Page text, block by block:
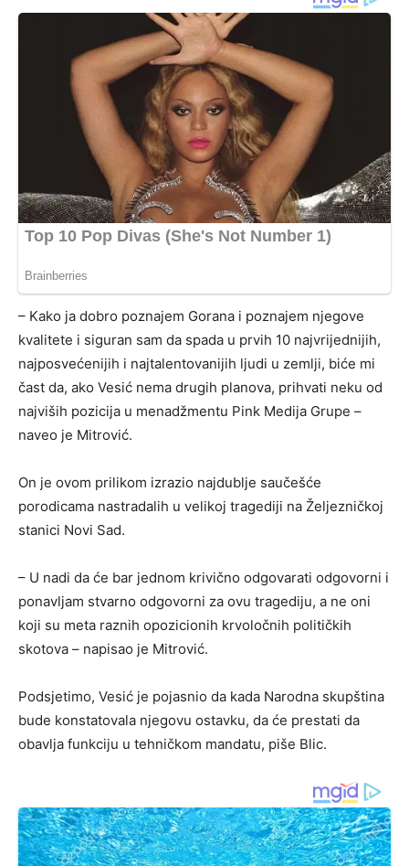
– Kako ja dobro poznajem Gorana i poznajem njegove
kvalitete i siguran sam da spada u prvih 10 najvrijednijih,
najposvećenijih i najtalentovanijih ljudi u zemlji, biće mi
čast da, ako Vesić nema drugih planova, prihvati neku od
najviših pozicija u menadžmentu Pink Medija Grupe –
naveo je Mitrović.
On je ovom prilikom izrazio najdublje saučešće
porodicama nastradalih u velikoj tragediji na Željezničkoj
stanici Novi Sad.
– U nadi da će bar jednom krivično odgovarati odgovorni i
ponavljam stvarno odgovorni za ovu tragediju, a ne oni
koji su meta raznih opozicionih krvoločnih političkih
skotova – napisao je Mitrović.
Podsjetimo, Vesić je pojasnio da kada Narodna skupština
bude konstatovala njegovu ostavku, da će prestati da
obavlja funkciju u tehničkom mandatu, piše Blic.